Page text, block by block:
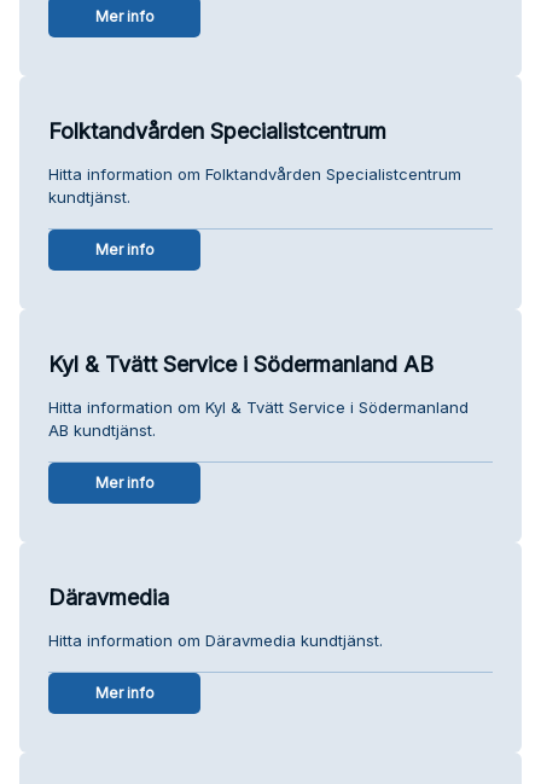
Mer info
Folktandvården Specialistcentrum
Hitta information om Folktandvården Specialistcentrum
kundtjänst.
Mer info
Kyl & Tvätt Service i Södermanland AB
Hitta information om Kyl & Tvätt Service i Södermanland
AB kundtjänst.
Mer info
Däravmedia
Hitta information om Däravmedia kundtjänst.
Mer info